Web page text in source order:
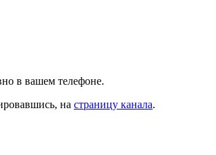
в вашем телефоне.
на страницу канала.